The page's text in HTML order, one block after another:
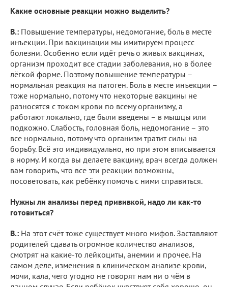
Какие основные реакции можно выделить?
В.: Повышение температуры, недомогание, боль в месте
инъекции. При вакцинации мы имитируем процесс
болезни. Особенно если идёт речь о живых вакцинах,
организм проходит все стадии заболевания, но в более
лёгкой форме. Поэтому повышение температуры –
нормальная реакция на патоген. Боль в месте инъекции –
тоже нормально, потому что некоторые вакцины не
разносятся с током крови по всему организму, а
работают локально, где были введены – в мышцы или
подкожно. Слабость, головная боль, недомогание – это
все нормально, потому что организм тратит силы на
борьбу. Всё это индивидуально, но при этом вписывается
в норму. И когда вы делаете вакцину, врач всегда должен
вам говорить, что все эти реакции возможны,
посоветовать, как ребёнку помочь с ними справиться.
Нужны ли анализы перед прививкой, надо ли как-то
готовиться?
В.: На этот счёт тоже существует много мифов. Заставляют
родителей сдавать огромное количество анализов,
смотрят на какие-то лейкоциты, анемии и прочее. На
самом деле, изменения в клиническом анализе крови,
мочи, кала, чего угодно не говорят нам ни о чём в